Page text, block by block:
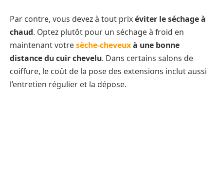
Par contre, vous devez à tout prixéviter le séchage à
chaud. Optez plutôt pour un séchage à froid en
maintenant votresèche-cheveuxà une bonne
distance du cuir chevelu. Dans certains salons de
coiffure, le coût de la pose des extensions inclut aussi
l’entretien régulier et la dépose.